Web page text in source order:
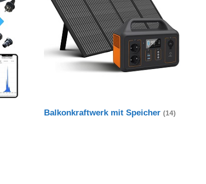
Balkonkraftwerk mit Speicher(14)